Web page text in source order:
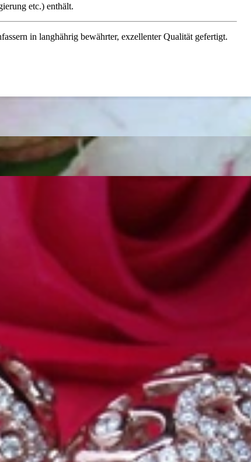
etc.) enthält.
in langhährig bewährter, exzellenter Qualität gefertigt.
Stange“ werden Sie daher bei uns ebenso wenig finden
1995 als kleines Juweliergeschäft nahe Münchens
wird. Gepaart mit höchster Leidenschaft für
schätzen wissen. Seitdem bedienen wir unsere zahlreichen
zwischen großen Namen und „Schmuck von der
realisieren lassen. Immer ein bisschen anders, stets mit
zu teilen. Kompromissloses Engagement, erstklassige